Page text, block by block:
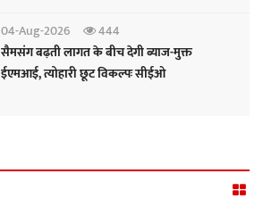
04-Aug-2026
444
सैमसंग बढ़ती लागत के बीच देगी ब्याज-मुक्त
ईएमआई, त्योहारी छूट विकल्पः सीईओ